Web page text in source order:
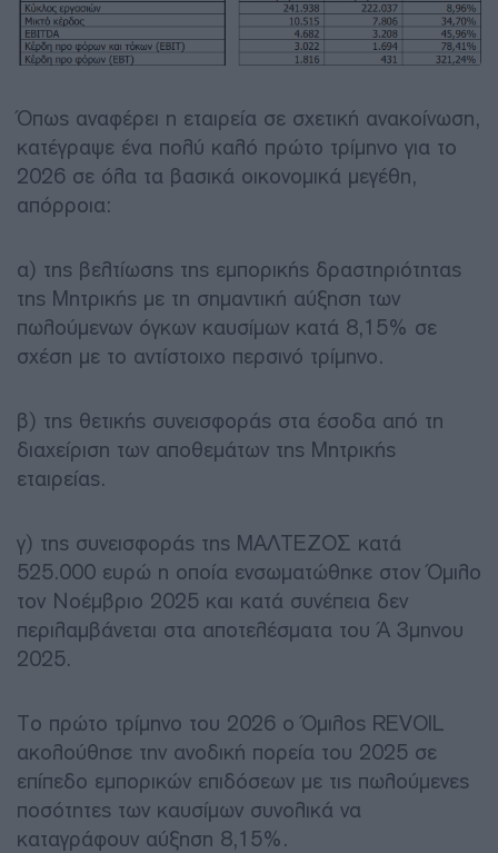
Όπως αναφέρει η εταιρεία σε σχετική ανακοίνωση,
κατέγραψε ένα πολύ καλό πρώτο τρίμηνο για το
2026 σε όλα τα βασικά οικονομικά μεγέθη,
απόρροια:
α) της βελτίωσης της εμπορικής δραστηριότητας
της Μητρικής με τη σημαντική αύξηση των
πωλούμενων όγκων καυσίμων κατά 8,15% σε
σχέση με το αντίστοιχο περσινό τρίμηνο.
β) της θετικής συνεισφοράς στα έσοδα από τη
διαχείριση των αποθεμάτων της Μητρικής
εταιρείας.
γ) της συνεισφοράς της ΜΑΛΤΕΖΟΣ κατά
525.000 ευρώ η οποία ενσωματώθηκε στον Όμιλο
τον Νοέμβριο 2025 και κατά συνέπεια δεν
περιλαμβάνεται στα αποτελέσματα του Ά 3μηνου
2025.
Το πρώτο τρίμηνο του 2026 ο Όμιλος REVOIL
ακολούθησε την ανοδική πορεία του 2025 σε
επίπεδο εμπορικών επιδόσεων με τις πωλούμενες
ποσότητες των καυσίμων συνολικά να
καταγράφουν αύξηση 8,15%.